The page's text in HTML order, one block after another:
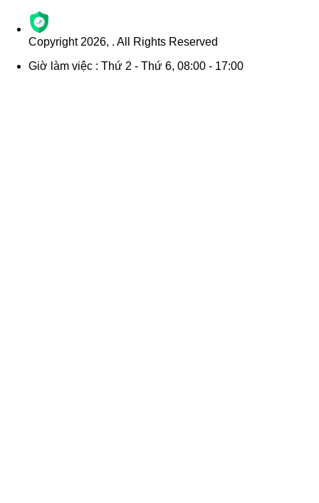
Copyright 2026, . All Rights Reserved
Giờ làm việc : Thứ 2 - Thứ 6, 08:00 - 17:00